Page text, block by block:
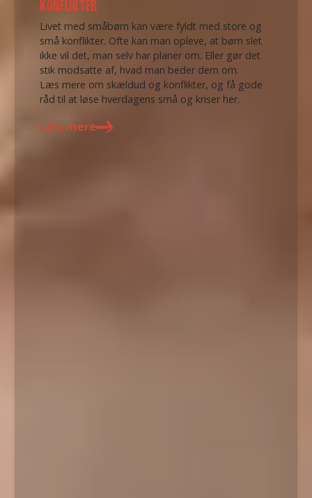
KONFLIKTER
Livet med småbørn kan være fyldt med store og
små konflikter. Ofte kan man opleve, at børn slet
ikke vil det, man selv har planer om. Eller gør det
stik modsatte af, hvad man beder dem om.
Læs mere om skældud og konflikter, og få gode
råd til at løse hverdagens små og kriser her.
Læs mere